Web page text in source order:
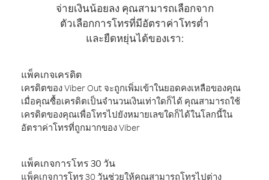
จ่ายเงินน้อยลง คุณสามารถเลือกจาก
ตัวเลือกการโทรที่มีอัตราค่าโทรต่ำ
และยืดหยุ่นได้ของเรา:
แพ็คเกจเครดิต
เครดิตของ Viber Out จะถูกเพิ่มเข้าในยอดคงเหลือของคุณ
เมื่อคุณซื้อเครดิตเป็นจำนวนเงินเท่าใดก็ได้ คุณสามารถใช้
เครดิตของคุณเพื่อโทรไปยังหมายเลขใดก็ได้ในโลกนี้ใน
อัตราค่าโทรที่ถูกมากของ Viber
แพ็คเกจการโทร 30 วัน
แพ็คเกจการโทร 30 วันช่วยให้คุณสามารถโทรไปต่าง